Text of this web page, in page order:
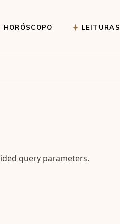
HORÓSCOPO LEITURAS
query parameters.